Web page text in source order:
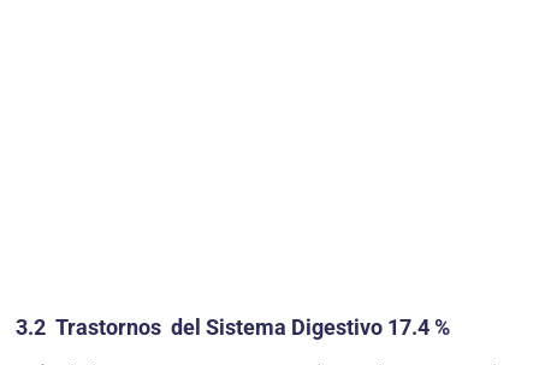
3.2 Trastornos del Sistema Digestivo 17.4 %